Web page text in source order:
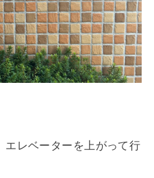
エレベーターを上がって行